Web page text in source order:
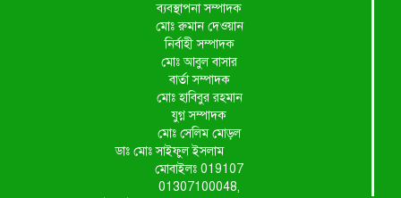
ব্যবস্থাপনা সম্পাদক
মোঃ রুমান দেওয়ান
নির্বাহী সম্পাদক
মোঃ আবুল বাসার
বার্তা সম্পাদক
মোঃ হাবিবুর রহমান
যুগ্ন সম্পাদক
মোঃ সেলিম মোড়ল
ডাঃ মোঃ সাইফুল ইসলাম
মোবাইলঃ 019107
01307100048,